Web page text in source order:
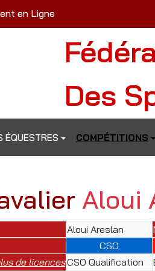
en Ligne
Des
ÉQUESTRES COMPÉTITIONS
Aloui
Aloui Areslan
CSO
de licencesCSO Qualification